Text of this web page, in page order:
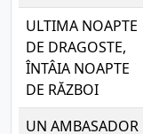
ULTIMA NOAPTE
DE DRAGOSTE,
ÎNTÂIA NOAPTE
DE RĂZBOI
UN AMBASADOR